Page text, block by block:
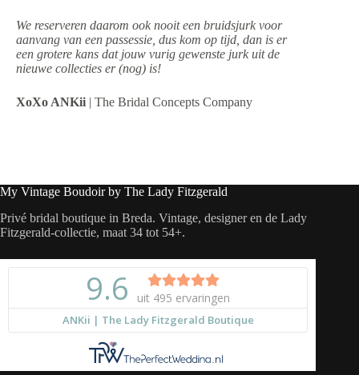
We reserveren daarom ook nooit een bruidsjurk voor
aanvang van een passessie, dus kom op tijd, dan is er
een grotere kans dat jouw vurig gewenste jurk uit de
nieuwe collecties er (nog) is!
XoXo ANKii | The Bridal Concepts Company
My Vintage Boudoir by The Lady Fitzgerald
Privé bridal boutique in Breda. Vintage, designer en de Lady
Fitzgerald-collectie, maat 34 tot 54+.